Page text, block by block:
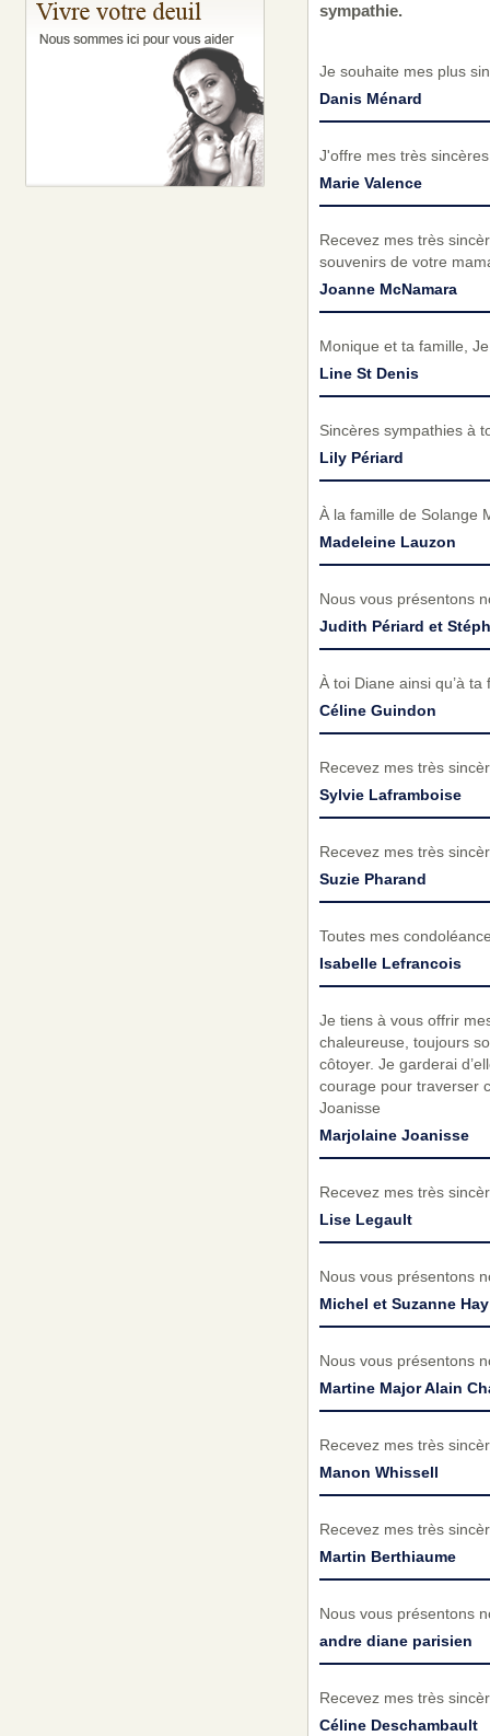
sympathie.
Je souhaite mes plus
Danis Ménard
J'offre mes très
Marie Valence
Recevez mes très
souvenirs de votre
Joanne McNamara
Monique et ta famille,
Line St Denis
Sincères sympathies à
Lily Périard
À la famille de Solange
Madeleine Lauzon
Nous vous présentons
Judith Périard et
À toi Diane ainsi qu’à
Céline Guindon
Recevez mes très
Sylvie Laframboise
Recevez mes très
Suzie Pharand
Toutes mes
Isabelle Lefrancois
Je tiens à vous offrir
chaleureuse, toujours
côtoyer. Je garderai
courage pour traverser
Joanisse
Marjolaine Joanisse
Recevez mes très
Lise Legault
Nous vous présentons
Michel et Suzanne Hay
Nous vous présentons
Martine Major Alain
Recevez mes très
Manon Whissell
Recevez mes très
Martin Berthiaume
Nous vous présentons
andre diane parisien
Recevez mes très
Céline Deschambault